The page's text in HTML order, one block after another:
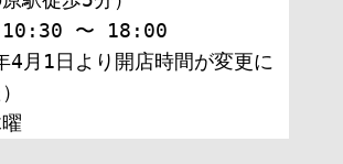
10:30 〜 18:00
4月1日より開店時間が変更に